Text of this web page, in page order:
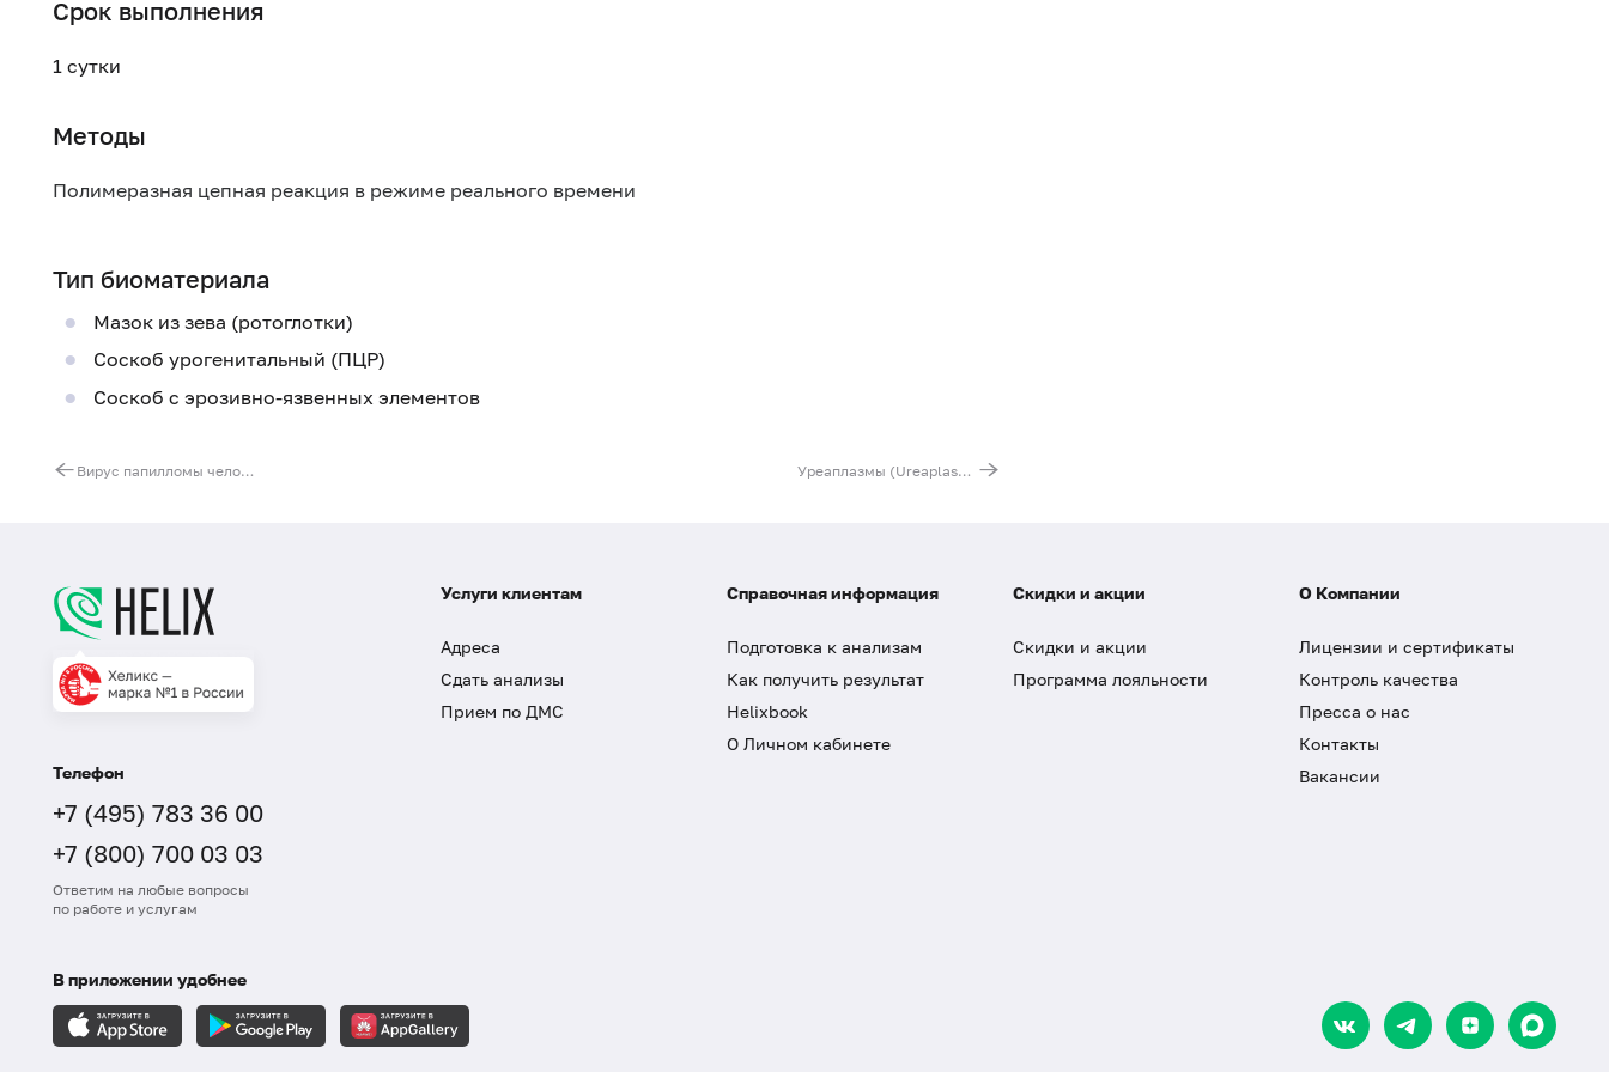
Срок выполнения
1 сутки
Методы
Полимеразная цепная реакция в режиме реального времени
Тип биоматериала
Мазок из зева (ротоглотки)
Соскоб урогенитальный (ПЦР)
Соскоб с эрозивно-язвенных элементов
Вирус папилломы человека (Human Papillomavirus) высокого канцерогенного риска (16, 18, 31, 33, 35, 39, 45, 51, 52, 56, 58, 59), ДНК генотипирование [реал-тайм ПЦР] Уреаплазмы (Ureaplasma spp.), ДНК [реал-тайм ПЦР], количественно
Телефон
+7 (495) 783 36 00
+7 (800) 700 03 03
Ответим на любые вопросы
по работе и услугам
Услуги клиентам
Адреса
Сдать анализы
Прием по ДМС
Справочная информация
Подготовка к анализам
Как получить результат
Helixbook
О Личном кабинете
Скидки и акции
Скидки и акции
Программа лояльности
О Компании
Лицензии и сертификаты
Контроль качества
Пресса о нас
Контакты
Вакансии
В приложении удобнее